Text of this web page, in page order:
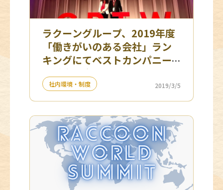
ラクーングループ、2019年度
「働きがいのある会社」ラン
キングにてベストカンパニー
を受賞 ３年連続ランクイン！
社内環境・制度 2019/3/5